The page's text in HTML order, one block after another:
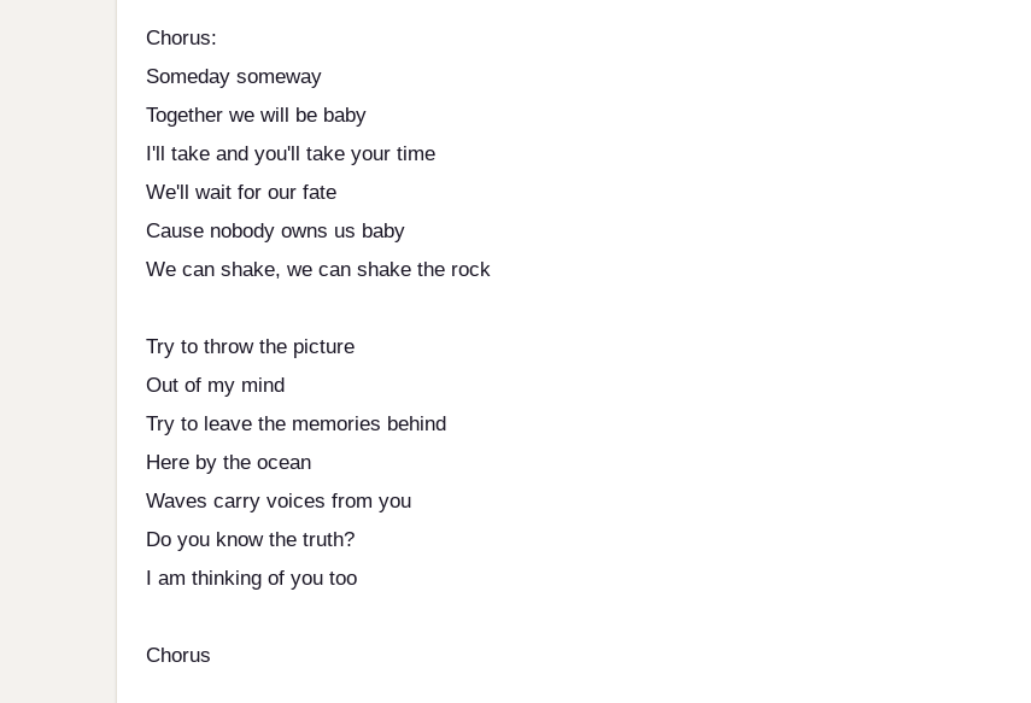
Chorus:
Someday someway
Together we will be baby
I'll take and you'll take your time
We'll wait for our fate
Cause nobody owns us baby
We can shake, we can shake the rock
Try to throw the picture
Out of my mind
Try to leave the memories behind
Here by the ocean
Waves carry voices from you
Do you know the truth?
I am thinking of you too
Chorus